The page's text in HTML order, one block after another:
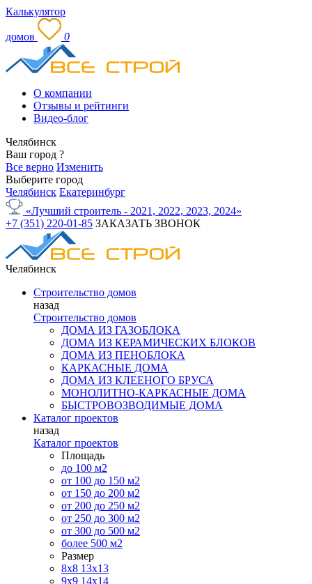
Калькулятор
домов 0
О компании
Отзывы и рейтинги
Видео-блог
Челябинск
Ваш город ?
Все верно Изменить
Выберите город
Челябинск Екатеринбург
«Лучший строитель - 2021, 2022, 2023, 2024»
+7 (351) 220-01-85 ЗАКАЗАТЬ ЗВОНОК
Челябинск
Строительство домов
назад
Строительство домов
ДОМА ИЗ ГАЗОБЛОКА
ДОМА ИЗ КЕРАМИЧЕСКИХ БЛОКОВ
ДОМА ИЗ ПЕНОБЛОКА
КАРКАСНЫЕ ДОМА
ДОМА ИЗ КЛЕЕНОГО БРУСА
МОНОЛИТНО-КАРКАСНЫЕ ДОМА
БЫСТРОВОЗВОДИМЫЕ ДОМА
Каталог проектов
назад
Каталог проектов
Площадь
до 100 м2
от 100 до 150 м2
от 150 до 200 м2
от 200 до 250 м2
от 250 до 300 м2
от 300 до 500 м2
более 500 м2
Размер
8х8 13х13
9х9 14х14